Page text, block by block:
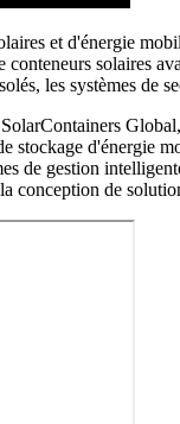
et d'énergie
conteneurs solaires
les systèmes de
stockage d'énergie
de gestion
conception de